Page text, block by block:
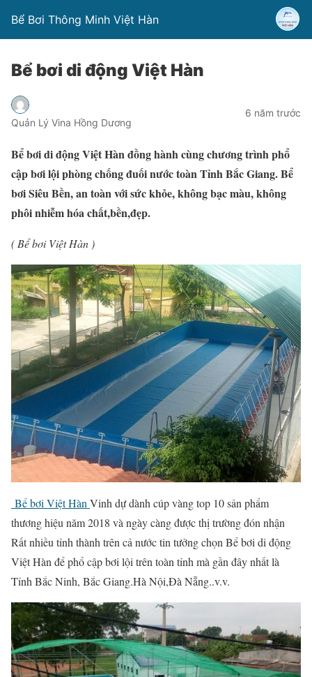
Bể Bơi Thông Minh Việt Hàn
Bể bơi di động Việt Hàn
Quản Lý Vina Hồng Dương
6 năm trước
Bể bơi di động Việt Hàn đồng hành cùng chương trình phổ
cập bơi lội phòng chống đuối nước toàn Tỉnh Bắc Giang. Bể
bơi Siêu Bền, an toàn với sức khỏe, không bạc màu, không
phôi nhiễm hóa chất,bền,đẹp.
( Bể bơi Việt Hàn )
Bể bơi Việt Hàn Vinh dự dành cúp vàng top 10 sản phẩm
thương hiệu năm 2018 và ngày càng được thị trường đón nhận
Rất nhiều tỉnh thành trên cả nước tin tưởng chọn Bể bơi di động
Việt Hàn để phổ cập bơi lội trên toàn tỉnh mà gần đây nhất là
Tỉnh Bắc Ninh, Bắc Giang.Hà Nội,Đà Nẵng..v.v.